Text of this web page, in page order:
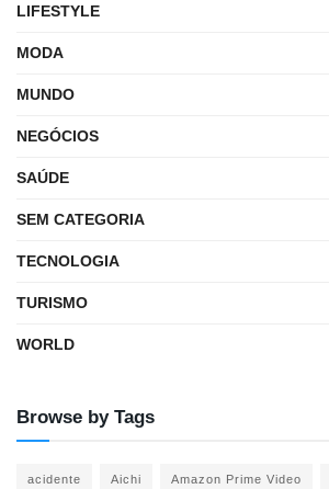
LIFESTYLE
MODA
MUNDO
NEGÓCIOS
SAÚDE
SEM CATEGORIA
TECNOLOGIA
TURISMO
WORLD
Browse by Tags
acidente Aichi Amazon Prime Video